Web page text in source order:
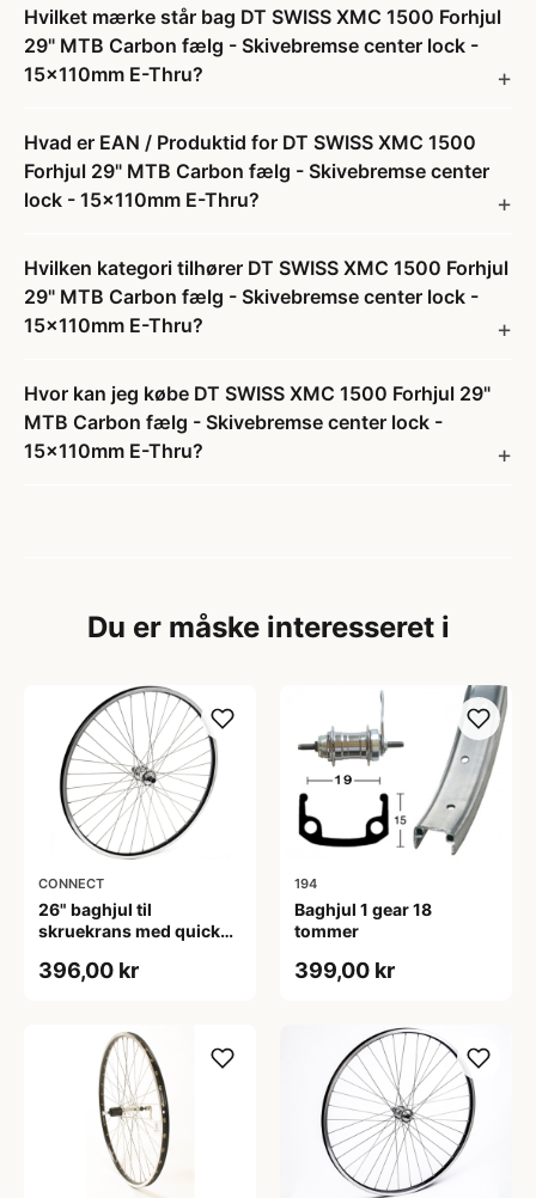
Hvilket mærke står bag DT SWISS XMC 1500 Forhjul
29" MTB Carbon fælg - Skivebremse center lock -
15x110mm E-Thru?
Hvad er EAN / Produktid for DT SWISS XMC 1500
Forhjul 29" MTB Carbon fælg - Skivebremse center
lock - 15x110mm E-Thru?
Hvilken kategori tilhører DT SWISS XMC 1500 Forhjul
29" MTB Carbon fælg - Skivebremse center lock -
15x110mm E-Thru?
Hvor kan jeg købe DT SWISS XMC 1500 Forhjul 29"
MTB Carbon fælg - Skivebremse center lock -
15x110mm E-Thru?
Du er måske interesseret i
CONNECT
26" baghjul til
skruekrans med quick
396,00 kr
194
Baghjul 1 gear 18
tommer
399,00 kr